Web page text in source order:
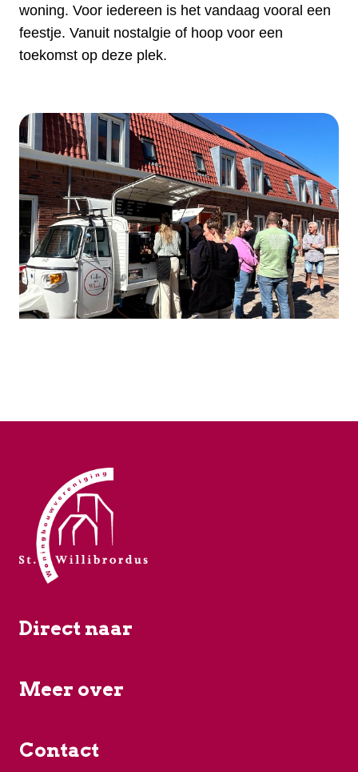
woning. Voor iedereen is het vandaag vooral een
feestje. Vanuit nostalgie of hoop voor een
toekomst op deze plek.
Direct naar
Meer over
Contact